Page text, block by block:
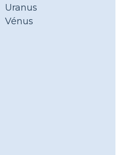
Uranus
Vénus